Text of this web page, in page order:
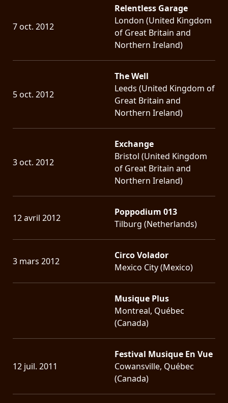
7 oct. 2012
Relentless Garage
London (United Kingdom
of Great Britain and
Northern Ireland)
5 oct. 2012
The Well
Leeds (United Kingdom of
Great Britain and
Northern Ireland)
3 oct. 2012
Exchange
Bristol (United Kingdom
of Great Britain and
Northern Ireland)
12 avril 2012
Poppodium 013
Tilburg (Netherlands)
3 mars 2012
Circo Volador
Mexico City (Mexico)
Musique Plus
Montreal, Québec
(Canada)
12 juil. 2011
Festival Musique En Vue
Cowansville, Québec
(Canada)